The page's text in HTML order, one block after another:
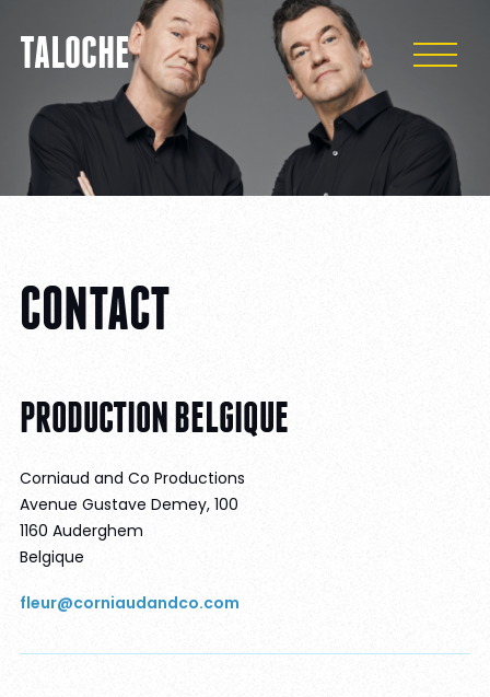
TALOCHE
VIDÉOS
CONTACT
CONTACT
PRODUCTION BELGIQUE
Corniaud and Co Productions
Avenue Gustave Demey, 100
1160 Auderghem
Belgique
fleur@corniaudandco.com